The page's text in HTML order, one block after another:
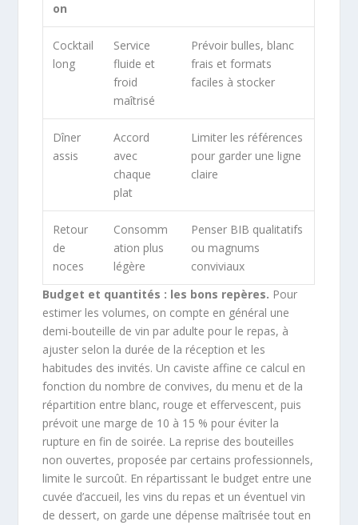
on
Cocktail
long
Service
fluide et
froid
maîtrisé
Prévoir bulles, blanc
frais et formats
faciles à stocker
Dîner
assis
Accord
avec
chaque
plat
Limiter les références
pour garder une ligne
claire
Retour
de
noces
Consomm
ation plus
légère
Penser BIB qualitatifs
ou magnums
conviviaux
Budget et quantités : les bons repères. Pour
estimer les volumes, on compte en général une
demi-bouteille de vin par adulte pour le repas, à
ajuster selon la durée de la réception et les
habitudes des invités. Un caviste affine ce calcul en
fonction du nombre de convives, du menu et de la
répartition entre blanc, rouge et effervescent, puis
prévoit une marge de 10 à 15 % pour éviter la
rupture en fin de soirée. La reprise des bouteilles
non ouvertes, proposée par certains professionnels,
limite le surcoût. En répartissant le budget entre une
cuvée d’accueil, les vins du repas et un éventuel vin
de dessert, on garde une dépense maîtrisée tout en